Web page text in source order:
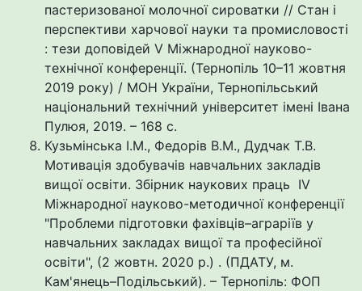
пастеризованої молочної сироватки // Стан і
перспективи харчової науки та промисловості
: тези доповідей V Міжнародної науково-
технічної конференції. (Тернопіль 10–11 жовтня
2019 року) / МОН України, Тернопільський
національний технічний університет імені Івана
Пулюя, 2019. – 168 с.
Кузьмінська І.М., Федорів В.М., Дудчак Т.В.
Мотивація здобувачів навчальних закладів
вищої освіти. Збірник наукових праць IV
Міжнародної науково-методичної конференції
"Проблеми підготовки фахівців–аграріїв у
навчальних закладах вищої та професійної
освіти", (2 жовтн. 2020 р.) . (ПДАТУ, м.
Кам'янець–Подільський). – Тернопіль: ФОП